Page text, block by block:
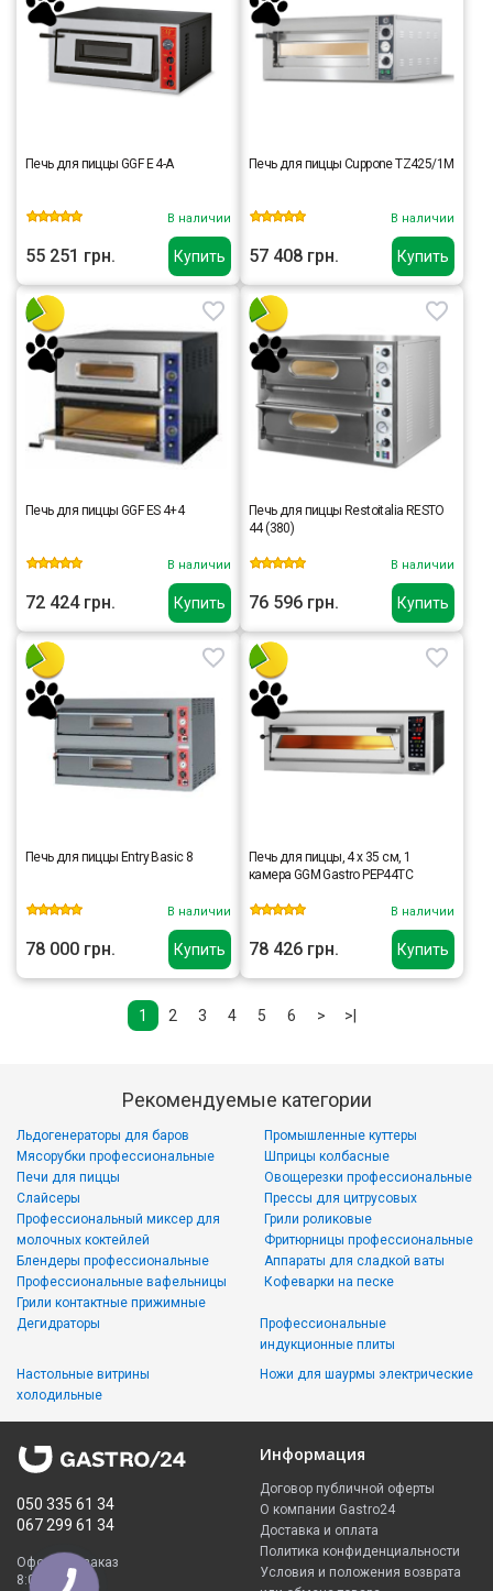
Купить
Печь для пиццы GGF E 4-A
В наличии
55 251 грн. Купить
Печь для пиццы Cuppone TZ425/1M
В наличии
57 408 грн.
Купить
Печь для пиццы GGF ES 4+4
В наличии
72 424 грн. Купить
Печь для пиццы Restoitalia RESTO
44 (380)
В наличии
76 596 грн.
Купить
Печь для пиццы Entry Basic 8
В наличии
78 000 грн. Купить
Печь для пиццы, 4 x 35 см, 1
камера GGM Gastro PEP44TC
В наличии
78 426 грн.
1 2 3 4 5 6 > >|
Рекомендуемые категории
Льдогенераторы для баров
Мясорубки профессиональные
Печи для пиццы
Слайсеры
Промышленные куттеры
Шприцы колбасные
Овощерезки профессиональные
Прессы для цитрусовых
Профессиональный миксер для
молочных коктейлей
Блендеры профессиональные
Профессиональные вафельницы
Грили контактные прижимные
Грили роликовые
Фритюрницы профессиональные
Аппараты для сладкой ваты
Кофеварки на песке
Дегидраторы
Настольные витрины
холодильные
Профессиональные
индукционные плиты
Ножи для шаурмы электрические
050 335 61 34
067 299 61 34
Оформить заказ
8:00 - 23:00
Информация
Договор публичной оферты
О компании Gastro24
Доставка и оплата
Политика конфиденциальности
Условия и положения возврата